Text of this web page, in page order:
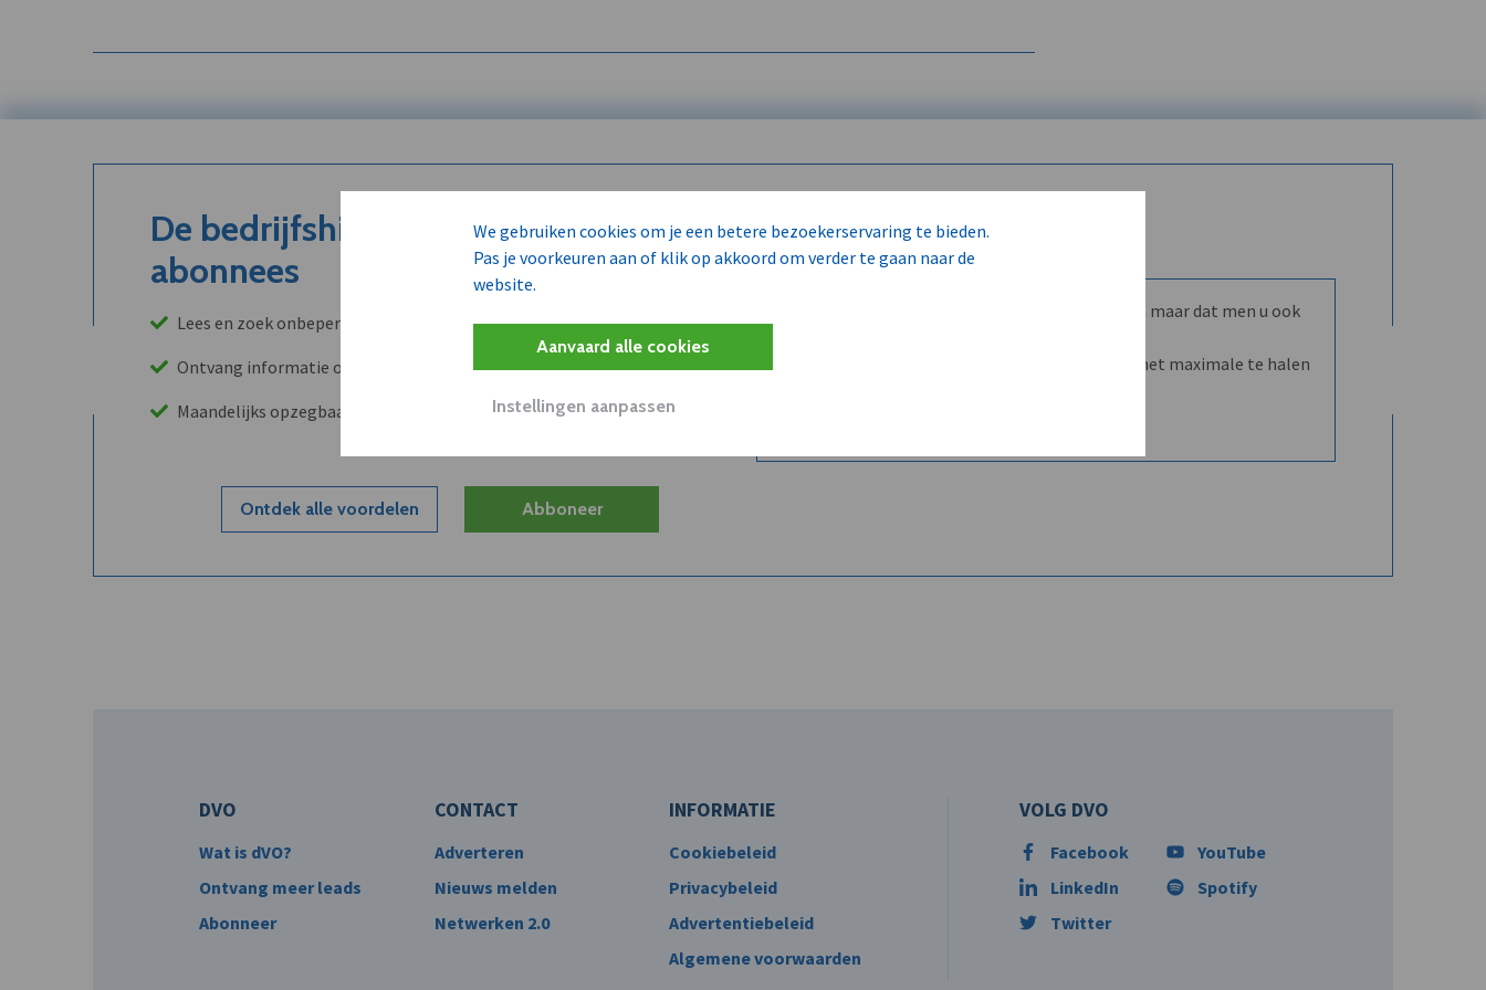
We gebruiken cookies om je een betere bezoekerservaring te bieden.
Pas je voorkeuren aan of klik op akkoord om verder te gaan naar de
website.
Aanvaard alle cookies
Instellingen aanpassen
De bedrijfshistoriek is enkel voor
abonnees
Lees en zoek onbeperkt in onze archieven
Ontvang informatie over leads, klanten, concurrenten en/of partners
Maandelijks opzegbaar
Ontdek alle voordelen Abboneer
Wilt u niet enkel de dVO community leren kennen maar dat men u ook
Word dVO Member voor €72/mnd en dVO helpt u het maximale te halen
DVO
Wat is dVO?
Ontvang meer leads
Abonneer
CONTACT
Adverteren
Nieuws melden
Netwerken 2.0
INFORMATIE
Cookiebeleid
Privacybeleid
Advertentiebeleid
Algemene voorwaarden
VOLG DVO
Facebook
LinkedIn
Twitter
YouTube
Spotify